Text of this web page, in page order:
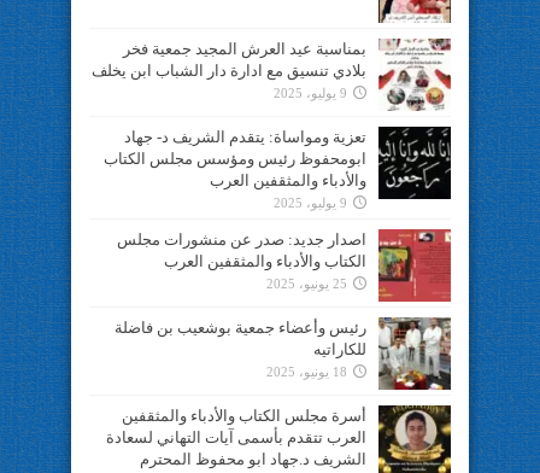
بمناسبة عيد العرش المجيد جمعية فخر
بلادي تنسيق مع ادارة دار الشباب ابن يخلف
9 يوليو، 2025
تعزية ومواساة: يتقدم الشريف د- جهاد
ابومحفوظ رئيس ومؤسس مجلس الكتاب
والأدباء والمثقفين العرب
9 يوليو، 2025
اصدار جديد: صدر عن منشورات مجلس
الكتاب والأدباء والمثقفين العرب
25 يونيو، 2025
رئيس وأعضاء جمعية بوشعيب بن فاضلة
للكاراتيه
18 يونيو، 2025
أسرة مجلس الكتاب والأدباء والمثقفين
العرب تتقدم بأسمى آيات التهاني لسعادة
الشريف د.جهاد ابو محفوظ المحترم